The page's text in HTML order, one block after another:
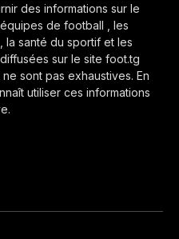
des informations sur le
de football , les
la santé du sportif et les
sur le site foot.tg
sont pas exhaustives. En
utiliser ces informations